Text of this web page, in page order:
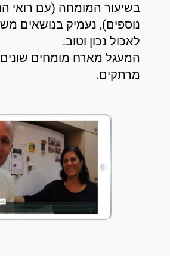
בשיעור המומחה (עם רואי
נוספים), נעמיק בנושאים
לאכול נכון וטוב.
המעגל מארח מומחים שונים
מרתקים.